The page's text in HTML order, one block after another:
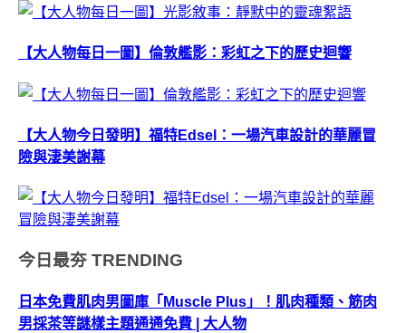
【大人物每日一圖】倫敦艦影：彩虹之下的歷史迴響
【大人物今日發明】福特Edsel：一場汽車設計的華麗冒
險與淒美謝幕
今日最夯 TRENDING
日本免費肌肉男圖庫「Muscle Plus」！肌肉種類、筋肉
男採茶等謎樣主題通通免費 | 大人物